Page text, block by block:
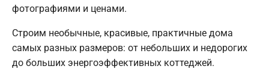
фотографиями и ценами.
Строим необычные, красивые, практичные дома
самых разных размеров: от небольших и недорогих
до больших энергоэффективных коттеджей.